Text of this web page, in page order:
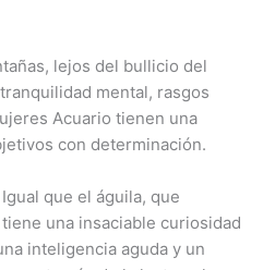
lejos del bullicio del
mental, rasgos
Acuario tienen una
con determinación.
que el águila, que
una insaciable curiosidad
inteligencia aguda y un